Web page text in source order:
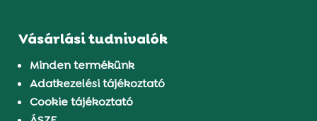
Vásárlási tudnivalók
Minden termékünk
Adatkezelési tájékoztató
Cookie tájékoztató